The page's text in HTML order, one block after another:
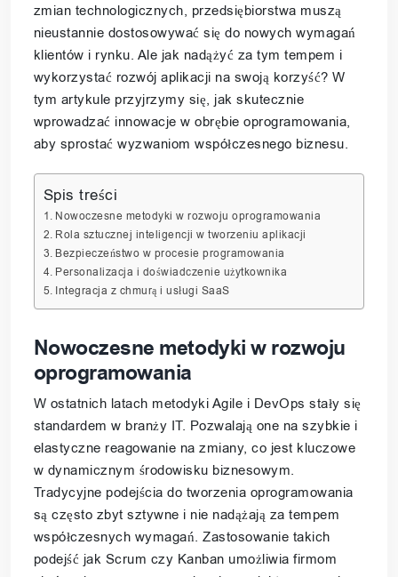
zmian technologicznych, przedsiębiorstwa muszą
nieustannie dostosowywać się do nowych wymagań
klientów i rynku. Ale jak nadążyć za tym tempem i
wykorzystać rozwój aplikacji na swoją korzyść? W
tym artykule przyjrzymy się, jak skutecznie
wprowadzać innowacje w obrębie oprogramowania,
aby sprostać wyzwaniom współczesnego biznesu.
Spis treści
Nowoczesne metodyki w rozwoju oprogramowania
Rola sztucznej inteligencji w tworzeniu aplikacji
Bezpieczeństwo w procesie programowania
Personalizacja i doświadczenie użytkownika
Integracja z chmurą i usługi SaaS
Nowoczesne metodyki w rozwoju
oprogramowania
W ostatnich latach metodyki Agile i DevOps stały się
standardem w branży IT. Pozwalają one na szybkie i
elastyczne reagowanie na zmiany, co jest kluczowe
w dynamicznym środowisku biznesowym.
Tradycyjne podejścia do tworzenia oprogramowania
są często zbyt sztywne i nie nadążają za tempem
współczesnych wymagań. Zastosowanie takich
podejść jak Scrum czy Kanban umożliwia firmom